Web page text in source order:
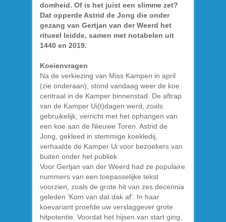
domheid. Of is het juist een slimme zet?
Dat opperde Astrid de Jong die onder
gezang van Gertjan van der Weerd het
ritueel leidde, samen met notabelen uit
1440 en 2019.
Koeienvragen
Na de verkiezing van Miss Kampen in april
(zie onderaan), stond vandaag weer de koe
centraal in de Kamper binnenstad. De aftrap
van de Kamper Ui(t)dagen werd, zoals
gebruikelijk, verricht met het ophangen van
een koe aan de Nieuwe Toren. Astrid de
Jong, gekleed in stemmige koekledij,
verhaalde de Kamper Ui voor bezoekers van
buiten onder het publiek.
Voor Gertjan van der Weerd had ze populaire
nummers van een toepasselijke tekst
voorzien, zoals de grote hit van zes decennia
geleden ’Kom van dat dak af’. In haar
koevariant proefde uw verslaggever grote
hitpotentie. Voordat het hijsen van start ging,